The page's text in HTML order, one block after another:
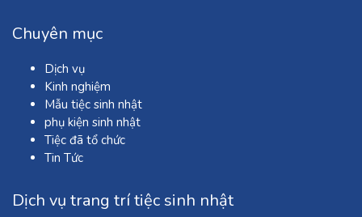
Chuyên mục
Dịch vụ
Kinh nghiệm
Mẫu tiệc sinh nhật
phụ kiện sinh nhật
Tiệc đã tổ chức
Tin Tức
Dịch vụ trang trí tiệc sinh nhật